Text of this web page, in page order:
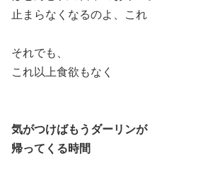
止まらなくなるのよ、これ
それでも、
これ以上食欲もなく
気がつけばもうダーリンが
帰ってくる時間